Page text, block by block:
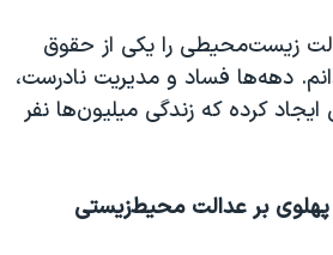
زیست‌محیطی را یکی از حقوق
دهه‌ها فساد و مدیریت نادرست،
کرده که زندگی میلیون‌ها نفر
پهلوی بر عدالت محیط‌زیستی